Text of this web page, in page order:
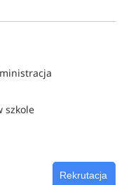
Rekrutacja
szkole